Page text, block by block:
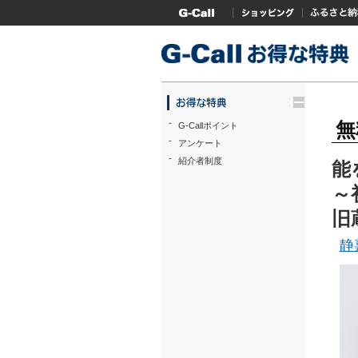
-
G-Callポイント
-
アンケート
-
紹介者制度
能
静